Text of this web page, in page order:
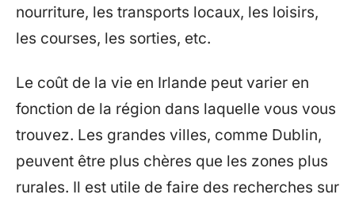
nourriture, les transports locaux, les loisirs,
les courses, les sorties, etc.
Le coût de la vie en Irlande peut varier en
fonction de la région dans laquelle vous vous
trouvez. Les grandes villes, comme Dublin,
peuvent être plus chères que les zones plus
rurales. Il est utile de faire des recherches sur